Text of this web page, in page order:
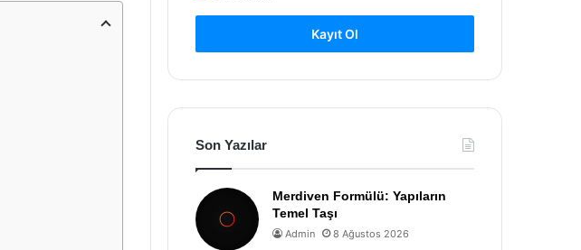
Kayıt Ol
Son Yazılar
Merdiven Formülü: Yapıların
Temel Taşı
Admin 8 Ağustos 2026